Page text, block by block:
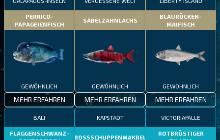
PERRICO-
PAPAGEIENFISCH
GEWÖHNLICH
MEHR ERFAHREN
SÄBELZAHNLACHS
GEWÖHNLICH
MEHR ERFAHREN
BLAURÜCKEN-
MAIFISCH
GEWÖHNLICH
MEHR ERFAHREN
BALI
FLAGGENSCHWANZ-
KAPSTADT
GROSSSCHUPPENMAKRELE
VICTORIAFÄLLE
ROTBRÜSTIGER